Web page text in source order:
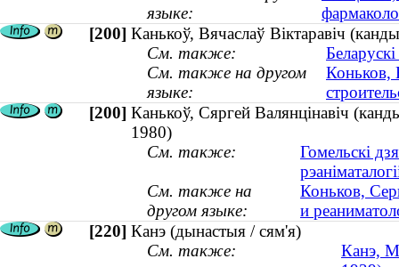
языке:
[200] Канькоў, Вячаслаў Віктаравіч
См. также:
См. также на другом
языке:
Коньков,
[200] Канькоў, Сяргей Валянцінавіч
1980)
См. также:
Гомельскі
См. также на
другом языке:
Коньков,
и
[220] Канэ (дынастыя / сям'я)
См. также:
Канэ,